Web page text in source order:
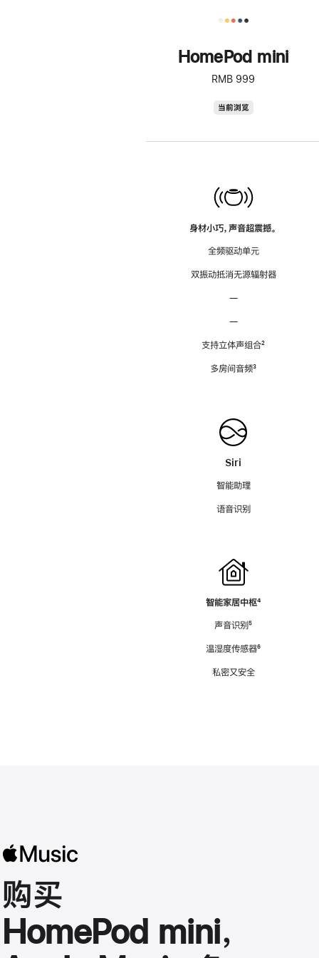
HomePod mini
RMB 999
当前浏览
身材小巧，声音超震撼。
全频驱动单元
双振动抵消无源辐射器
—
—
支持立体声组合脚
²
多房间音频脚
³
Siri
智能助理
语音识别
智能家居中枢脚
⁴
声音识别脚
⁵
温湿度传感器脚
⁶
私密又安全
购买
HomePod mini，